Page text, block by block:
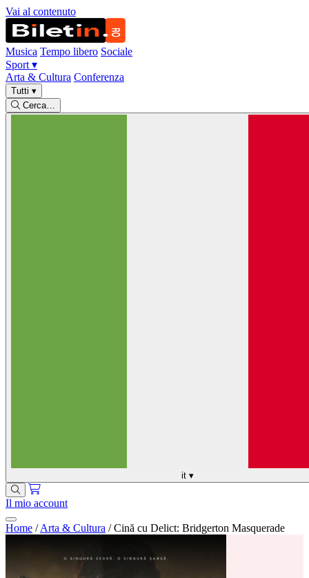
Vai al contenuto
Musica Tempo libero Sociale
Sport ▾
Arta & Cultura Conferenza
Tutti ▾
Cerca…
it ▾
Il mio account
Home / Arta & Cultura / Cină cu Delict: Bridgerton Masquerade